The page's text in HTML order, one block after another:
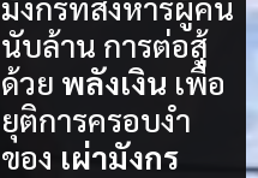
นับล้าน การต่อสู้
ด้วย พลังเงิน เพื่อ
ยุติการครอบงำ
ของ เผ่ามังกร